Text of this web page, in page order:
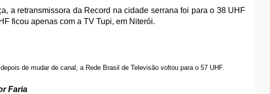
a retransmissora da Record na cidade serrana foi para o 38 UHF
ficou apenas com a TV Tupi, em Niterói.
de mudar de canal, a Rede Brasil de Televisão voltou para o 57 UHF.
Faria